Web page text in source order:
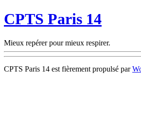
CPTS Paris 14
Mieux repérer pour mieux respirer.
CPTS Paris 14 est fièrement propulsé par